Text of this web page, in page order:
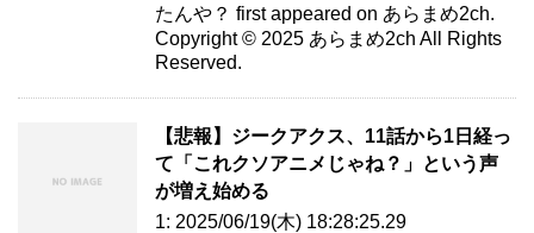
たんや？ first appeared on あらまめ2ch.
Copyright © 2025 あらまめ2ch All Rights
Reserved.
【悲報】ジークアクス、11話から1日経っ
て「これクソアニメじゃね？」という声
が増え始める
1: 2025/06/19(木) 18:28:25.29